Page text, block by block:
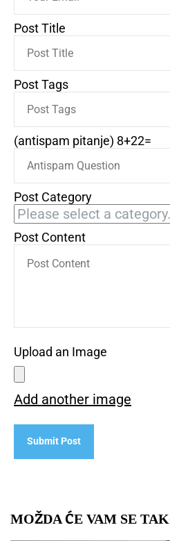
Post Title
Post Tags
(antispam pitanje) 8+22=
Post Category
Post Content
Upload an Image
Add another image
MOŽDA ĆE VAM SE